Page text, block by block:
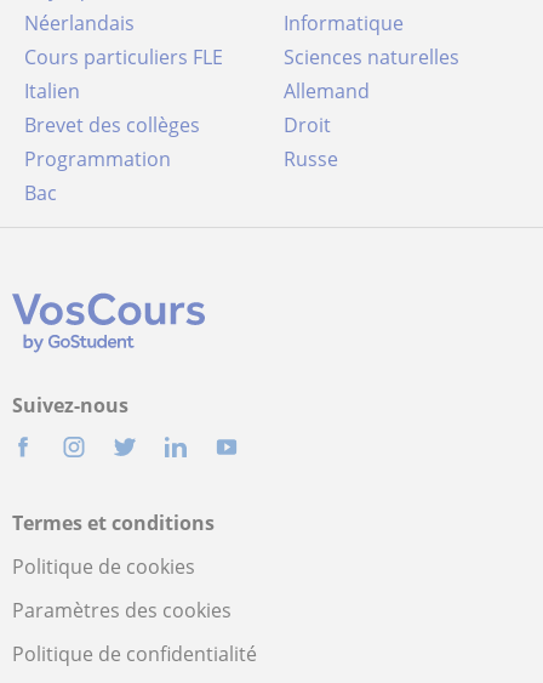
Néerlandais
Informatique
Cours particuliers FLE
Sciences naturelles
Italien
Allemand
Brevet des collèges
Droit
Programmation
Russe
Bac
Suivez-nous
Termes et conditions
Politique de cookies
Paramètres des cookies
Politique de confidentialité